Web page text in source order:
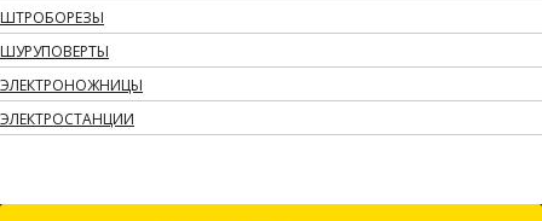
ШТРОБОРЕЗЫ
ШУРУПОВЕРТЫ
ЭЛЕКТРОНОЖНИЦЫ
ЭЛЕКТРОСТАНЦИИ